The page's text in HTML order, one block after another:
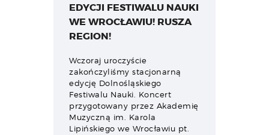
EDYCJI FESTIWALU NAUKI
WE WROCŁAWIU! RUSZA
REGION!
Wczoraj uroczyście
zakończyliśmy stacjonarną
edycję Dolnośląskiego
Festiwalu Nauki. Koncert
przygotowany przez Akademię
Muzyczną im. Karola
Lipińskiego we Wrocławiu pt.